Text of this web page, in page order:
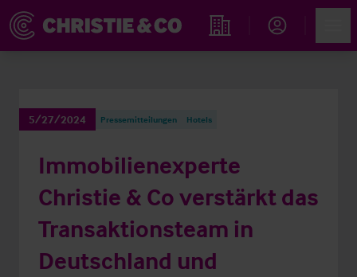
Immobiliensuche
5/27/2024 Pressemitteilungen Hotels
Immobilienexperte
Christie & Co verstärkt das
Transaktionsteam in
Deutschland und